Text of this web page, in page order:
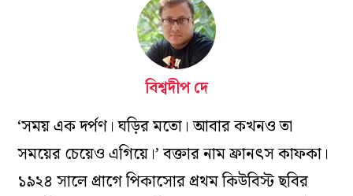
বিশ্বদীপ দে
‘সময় এক দর্পণ। ঘড়ির মতো। আবার কখনও তা
সময়ের চেয়েও এগিয়ে।’ বক্তার নাম ফ্রানৎস কাফকা।
১৯২৪ সালে প্রাগে পিকাসোর প্রথম কিউবিস্ট ছবির